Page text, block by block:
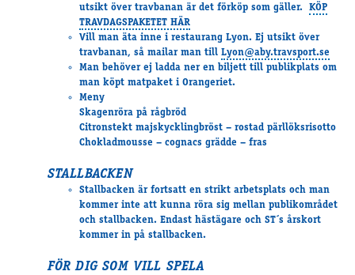
Månadens hästägare 2026
Månadens B-tränare 2026
Euro Classic Trot
Supertorsdag för företag
Supertorsdag
Ponnytravtävlingar
utsikt över travbanan är det förköp som gäller. KÖP
TRAVDAGSPAKETET HÄR
Vill man äta inne i restaurang Lyon. Ej utsikt över
travbanan, så mailar man till Lyon@aby.travsport.se
Man behöver ej ladda ner en biljett till publikplats om
man köpt matpaket i Orangeriet.
Meny
Skagenröra på rågbröd
Citronstekt majskycklingbröst – rostad pärllöksrisotto
Chokladmousse – cognacs grädde – fras
STALLBACKEN
Stallbacken är fortsatt en strikt arbetsplats och man
kommer inte att kunna röra sigmellan publikområdet
och stallbacken. Endast hästägare och ST´s årskort
kommer in på stallbacken.
FÖR DIG SOM VILL SPELA